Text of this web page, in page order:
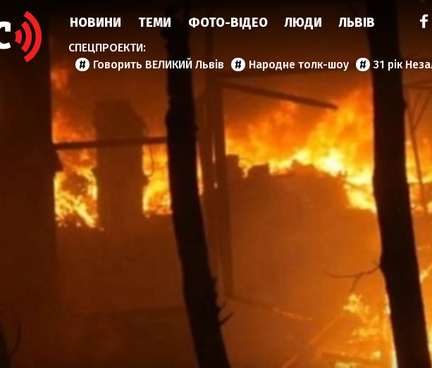
НОВИНИ ТЕМИ ФОТО-ВІДЕО ЛЮДИ ЛЬВІВ
Говорить ВЕЛИКИЙ Львів Народне толк-шоу 31 рік